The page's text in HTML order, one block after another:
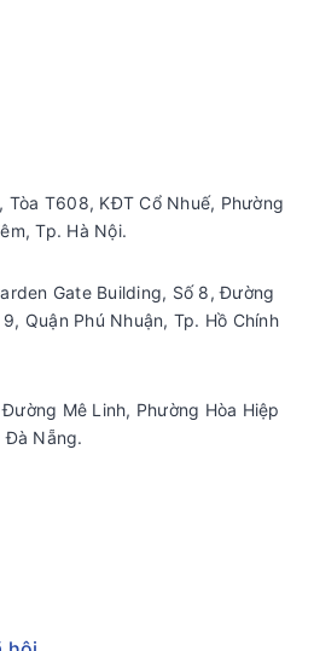
Tòa T608, KĐT Cổ Nhuế, Phường
Tp. Hà Nội.
Gate Building, Số 8, Đường
Quận Phú Nhuận, Tp. Hồ Chính
Mê Linh, Phường Hòa Hiệp
Đà Nẵng.